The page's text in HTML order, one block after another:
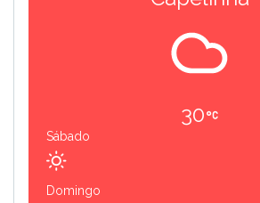
30
Sábado
Domingo